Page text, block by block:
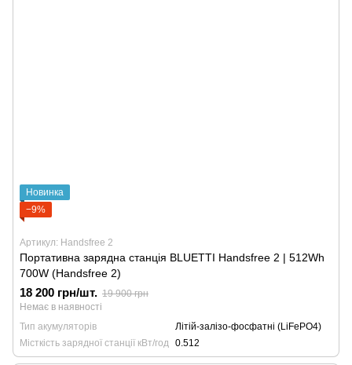
Новинка
−9%
Артикул: Handsfree 2
Портативна зарядна станція BLUETTI Handsfree 2 | 512Wh
700W (Handsfree 2)
18 200 грн/шт. 19 900 грн
Немає в наявності
Тип акумуляторів
Літій-залізо-фосфатні (LiFePO4)
Місткість зарядної станції кВт/год 0.512